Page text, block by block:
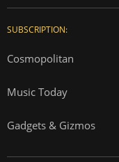
SUBSCRIPTION:
Cosmopolitan
Music Today
Gadgets & Gizmos